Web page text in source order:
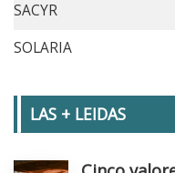
SACYR
SOLARIA
LAS + LEIDAS